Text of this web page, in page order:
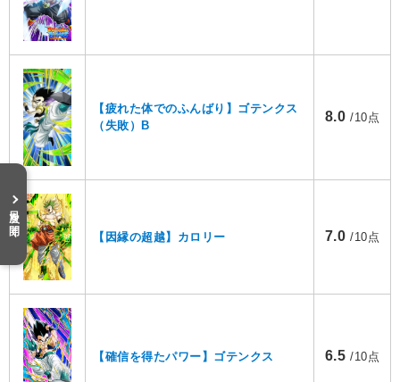
【疲れた体でのふんばり】ゴテンクス
（失敗）B
8.0 /10点
【因縁の超越】カロリー 7.0 /10点
【確信を得たパワー】ゴテンクス 6.5 /10点
目次を開く